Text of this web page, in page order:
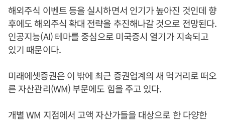
해외주식 이벤트 등을 실시하면서 인기가 높아진 것인데 향
후에도 해외주식 확대 전략을 추진해나갈 것으로 전망된다.
인공지능(AI) 테마를 중심으로 미국증시 열기가 지속되고
있기 때문이다.
미래에셋증권은 이 밖에 최근 증권업계의 새 먹거리로 떠오
른 자산관리(WM) 부문에도 힘을 주고 있다.
개별 WM 지점에서 고액 자산가들을 대상으로 한 다양한